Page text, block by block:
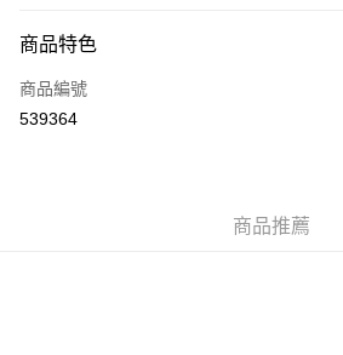
信用卡
AlipayHK
每筆HK$40.00，滿HK$500.00或以上免運費
商品特色
商品編號
539364
商品推薦